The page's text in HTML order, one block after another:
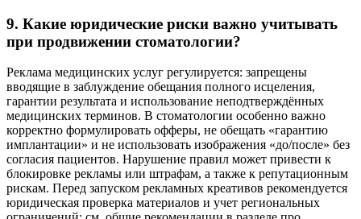
9. Какие юридические риски важно учитывать
при продвижении стоматологии?
Реклама медицинских услуг регулируется: запрещены
вводящие в заблуждение обещания полного исцеления,
гарантии результата и использование неподтверждённых
медицинских терминов. В стоматологии особенно важно
корректно формулировать офферы, не обещать «гарантию
имплантации» и не использовать изображения «до/после» без
согласия пациентов. Нарушение правил может привести к
блокировке рекламы или штрафам, а также к репутационным
рискам. Перед запуском рекламных креативов рекомендуется
юридическая проверка материалов и учет региональных